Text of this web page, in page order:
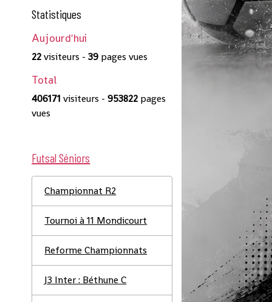
Statistiques
Aujourd'hui
22visiteurs -39 pages vues
Total
406171 visiteurs -953822 pages
vues
Futsal Séniors
Championnat R2
Tournoi à 11 Mondicourt
Reforme Championnats
J3 Inter : Béthune C